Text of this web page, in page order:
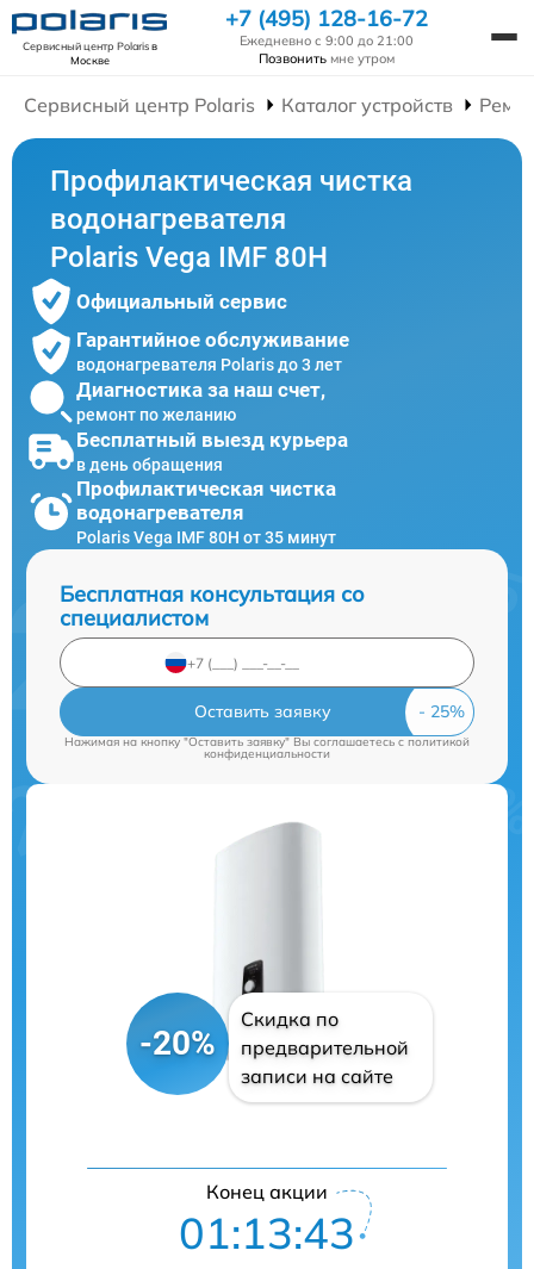
Сервисный центр Polarisв
Москве
+7 (495) 128-16-72
Ежедневно с 9:00 до 21:00
Позвонить мне утром
Сервисный центр Polaris Каталог устройств
Профилактическая чистка
водонагревателя
Polaris Vega IMF 80H
Официальный сервис
Гарантийное обслуживание
водонагревателя Polaris до 3 лет
Диагностика за наш счет,
ремонт по желанию
Бесплатный выезд курьера
в день обращения
Профилактическая чистка
водонагревателя
Polaris Vega IMF 80H от 35 минут
Бесплатная консультация со
специалистом
Оставить заявку
Нажимая на кнопку "Оставить заявку" Вы соглашаетесь cполитикой
конфиденциальности
-20%
Скидка по
предварительной
записи на сайте
Конец акции
01:13:42